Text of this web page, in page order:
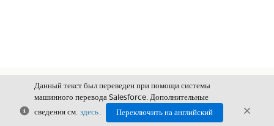
Закрыть
Данный текст был переведен при помощи системы
машинного перевода Salesforce. Дополнительные
сведения см. здесь.
Переключить на английский